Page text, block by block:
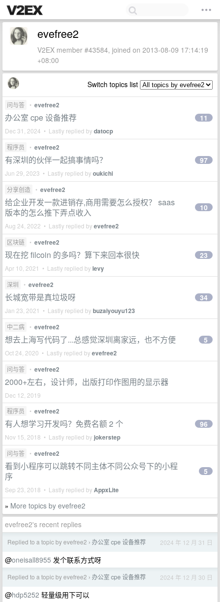
evefree2
V2EX member #43584, joined on 2013-08-09 17:14:19
+08:00
Switch topics list
问与答 • evefree2
办公室 cpe 设备推荐
Dec 31, 2024 • Lastly replied bydatocp
11
程序员 • evefree2
有深圳的伙伴一起搞事情吗？
Jun 29, 2023 • Lastly replied byoukichi
97
分享创造 • evefree2
给企业开发一款进销存,商用需要怎么授权？ saas
版本的怎么推下弄点收入
Aug 24, 2022 • Lastly replied byevefree2
10
区块链 • evefree2
现在挖 filcoin 的多吗？算下来回本很快
Apr 10, 2021 • Lastly replied bylevy
23
深圳 • evefree2
长城宽带是真垃圾呀
Jan 23, 2021 • Lastly replied bybuzaiyouyu123
34
中二病 • evefree2
想去上海写代码了...总感觉深圳离家远，也不方便
Oct 24, 2020 • Lastly replied byevefree2
5
问与答 • evefree2
2000+左右，设计师，出版打印作图用的显示器
Dec 12, 2019
程序员
• evefree2
有人想学习开发吗？免费名额 2 个
Nov 15, 2018 • Lastly replied by jokerstep
96
问与答 • evefree2
看到小程序可以跳转不同主体不同公众号下的小程
序
Sep 23, 2018 • Lastly replied byAppxLite
5
» More topics by evefree2
evefree2's recent replies
Replied to a topic by evefree2 › 办公室 cpe 设备推荐 2024 年 12 月 31 日
@oneisall8955 发个联系方式呀
Replied to a topic by evefree2 › 办公室 cpe 设备推荐 2024 年 12 月 30 日
@hdp5252 轻量级用下可以